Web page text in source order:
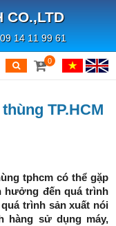
CO.,LTD
14 11 99 61
0
TP.HCM
tphcm có thể gặp
hưởng đến quá trình
trình sản xuất nói
hàng sử dụng máy,